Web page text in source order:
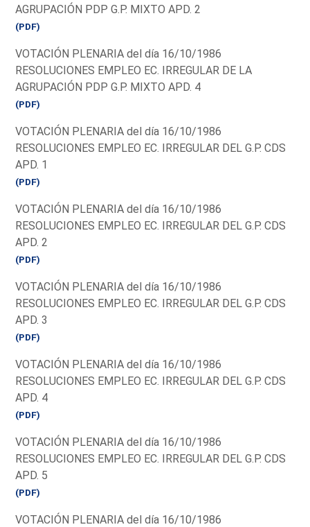
AGRUPACIÓN PDP G.P. MIXTO APD. 2
(PDF)
VOTACIÓN PLENARIA del día 16/10/1986
RESOLUCIONES EMPLEO EC. IRREGULAR DE LA
AGRUPACIÓN PDP G.P. MIXTO APD. 4
(PDF)
VOTACIÓN PLENARIA del día 16/10/1986
RESOLUCIONES EMPLEO EC. IRREGULAR DEL G.P. CDS
APD. 1
(PDF)
VOTACIÓN PLENARIA del día 16/10/1986
RESOLUCIONES EMPLEO EC. IRREGULAR DEL G.P. CDS
APD. 2
(PDF)
VOTACIÓN PLENARIA del día 16/10/1986
RESOLUCIONES EMPLEO EC. IRREGULAR DEL G.P. CDS
APD. 3
(PDF)
VOTACIÓN PLENARIA del día 16/10/1986
RESOLUCIONES EMPLEO EC. IRREGULAR DEL G.P. CDS
APD. 4
(PDF)
VOTACIÓN PLENARIA del día 16/10/1986
RESOLUCIONES EMPLEO EC. IRREGULAR DEL G.P. CDS
APD. 5
(PDF)
VOTACIÓN PLENARIA del día 16/10/1986